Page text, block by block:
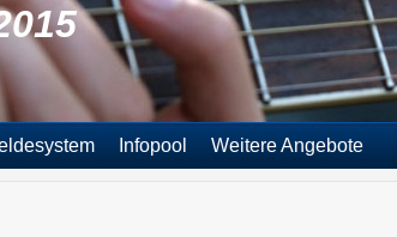
Infopool Weitere Angebote